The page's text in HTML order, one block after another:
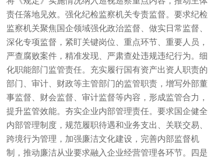
责任落地见效。强化纪检监察机关专责监督。要求纪检
监察机关聚焦国企领域强化政治监督、做实日常监督、
深化专项监督，紧盯关键岗位、重点环节、重要人员，
严查腐败案件，精准发现、严肃查处违规违纪行为。细
化职能部门监管责任。充实履行国有资产出资人职责的
部门、审计、财政等主管部门的监管职责，增写外部董
事监督、财会监督、审计监督等内容，形成监管合力，
提升监管效能。夯实企业内部管理责任。要求国企健全
内部管理制度，规范履职待遇和业务支出、关联交易、
跨境行为管理，加强廉洁文化建设，完善内部监督机
制，推动廉洁从业要求融入企业经营管理各环节。四是